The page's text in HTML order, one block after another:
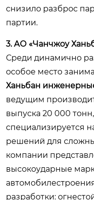
снизило разброс
партии.
3. АО «Чанчжоу
Среди динамично
особое место
Ханьбан
ведущим
выпуска 20 000
специализируется
решений для
компании
высокоударные
разработки: